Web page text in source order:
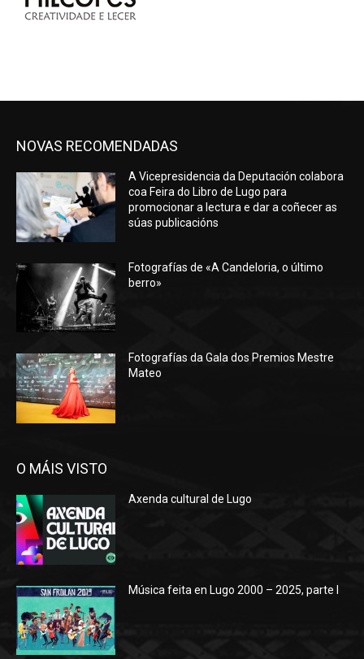
NOVAS RECOMENDADAS
A Vicepresidencia da Deputación colabora
coa Feira do Libro de Lugo para
promocionar a lectura e dar a coñecer as
súas publicacións
Fotografías de «A Candeloria, o último
berro»
Fotografías da Gala dos Premios Mestre
Mateo
O MÁIS VISTO
Axenda cultural de Lugo
Música feita en Lugo 2000 – 2025, parte I